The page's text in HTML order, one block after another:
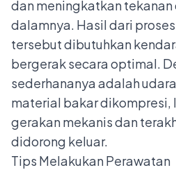
dan meningkatkan
dalamnya. Hasil dari
tersebut dibutuhkan
bergerak secara optimal.
sederhananya adalah
material bakar dikompresi,
gerakan mekanis dan
didorong keluar.
Tips Melakukan Perawatan